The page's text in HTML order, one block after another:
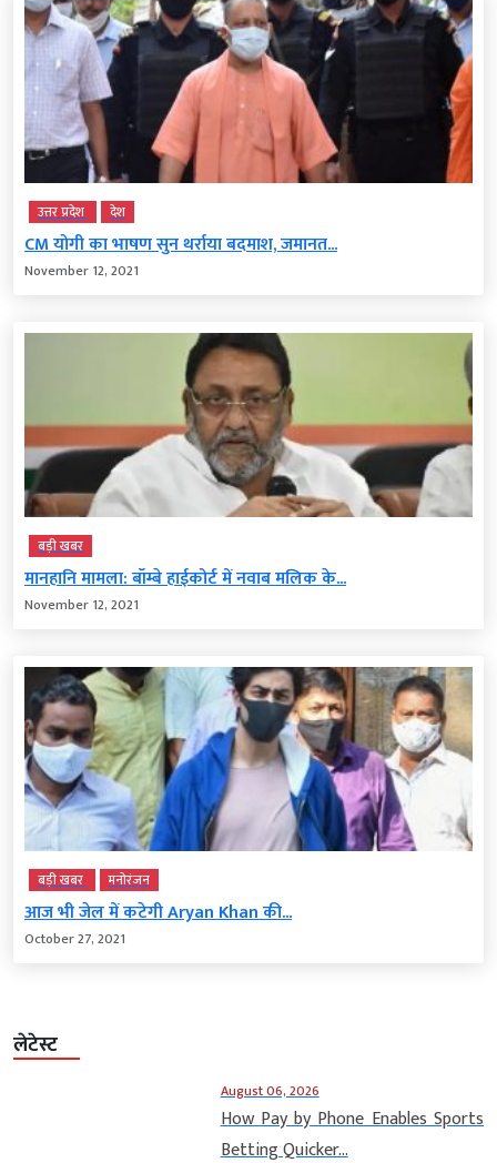
उत्तर प्रदेश देश
CM योगी का भाषण सुन थर्राया बदमाश, जमानत...
November 12, 2021
बड़ी खबर
मानहानि मामला: बॉम्बे हाईकोर्ट में नवाब मलिक के...
November 12, 2021
बड़ी खबर मनोरंजन
आज भी जेल में कटेगी Aryan Khan की...
October 27, 2021
लेटेस्ट
August 06, 2026
How Pay by Phone Enables Sports
Betting Quicker...